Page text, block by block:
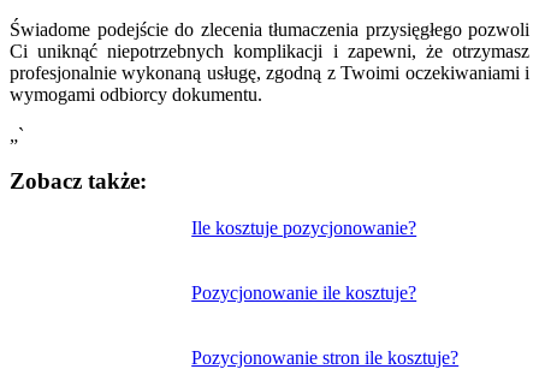
Świadome podejście do zlecenia tłumaczenia przysięgłego pozwoli
Ci uniknąć niepotrzebnych komplikacji i zapewni, że otrzymasz
profesjonalnie wykonaną usługę, zgodną z Twoimi oczekiwaniami i
wymogami odbiorcy dokumentu.
„`
Zobacz także:
Ile kosztuje pozycjonowanie?
Pozycjonowanie ile kosztuje?
Pozycjonowanie stron ile kosztuje?